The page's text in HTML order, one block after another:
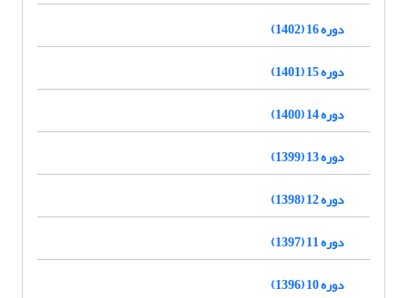
دوره 16 (1402)
دوره 15 (1401)
دوره 14 (1400)
دوره 13 (1399)
دوره 12 (1398)
دوره 11 (1397)
دوره 10 (1396)